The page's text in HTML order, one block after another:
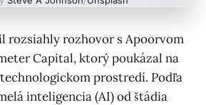
rozsiahly rozhovor s Apoorvom
Capital, ktorý poukázal na
prostredí. Podľa
inteligencia (AI) od štádia